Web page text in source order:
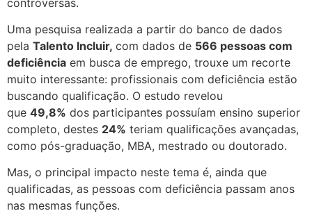
Uma pesquisa realizada a partir do banco de dados
pela Talento Incluir, com dados de 566 pessoas com
deficiência em busca de emprego, trouxe um recorte
muito interessante: profissionais com deficiência estão
buscando qualificação. O estudo revelou
que 49,8% dos participantes possuíam ensino superior
completo, destes 24% teriam qualificações avançadas,
como pós-graduação, MBA, mestrado ou doutorado.
Mas, o principal impacto neste tema é, ainda que
qualificadas, as pessoas com deficiência passam anos
nas mesmas funções.